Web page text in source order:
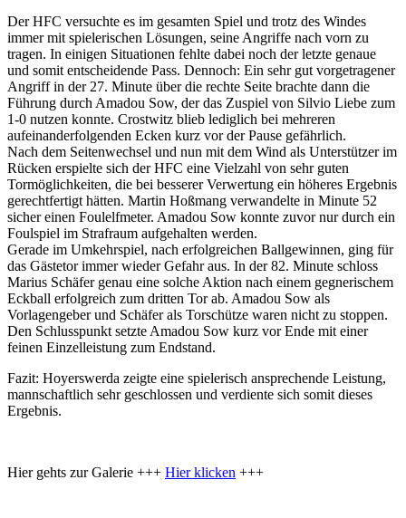
Der HFC versuchte es im gesamten Spiel und trotz des Windes
immer mit spielerischen Lösungen, seine Angriffe nach vorn zu
tragen. In einigen Situationen fehlte dabei noch der letzte genaue
und somit entscheidende Pass. Dennoch: Ein sehr gut vorgetragener
Angriff in der 27. Minute über die rechte Seite brachte dann die
Führung durch Amadou Sow, der das Zuspiel von Silvio Liebe zum
1-0 nutzen konnte. Crostwitz blieb lediglich bei mehreren
aufeinanderfolgenden Ecken kurz vor der Pause gefährlich.
Nach dem Seitenwechsel und nun mit dem Wind als Unterstützer im
Rücken erspielte sich der HFC eine Vielzahl von sehr guten
Tormöglichkeiten, die bei besserer Verwertung ein höheres Ergebnis
gerechtfertigt hätten. Martin Hoßmang verwandelte in Minute 52
sicher einen Foulelfmeter. Amadou Sow konnte zuvor nur durch ein
Foulspiel im Strafraum aufgehalten werden.
Gerade im Umkehrspiel, nach erfolgreichen Ballgewinnen, ging für
das Gästetor immer wieder Gefahr aus. In der 82. Minute schloss
Marius Schäfer genau eine solche Aktion nach einem gegnerischem
Eckball erfolgreich zum dritten Tor ab. Amadou Sow als
Vorlagengeber und Schäfer als Torschütze waren nicht zu stoppen.
Den Schlusspunkt setzte Amadou Sow kurz vor Ende mit einer
feinen Einzelleistung zum Endstand.
Fazit: Hoyerswerda zeigte eine spielerisch ansprechende Leistung,
mannschaftlich sehr geschlossen und verdiente sich somit dieses
Ergebnis.
Hier gehts zur Galerie +++ Hier klicken +++